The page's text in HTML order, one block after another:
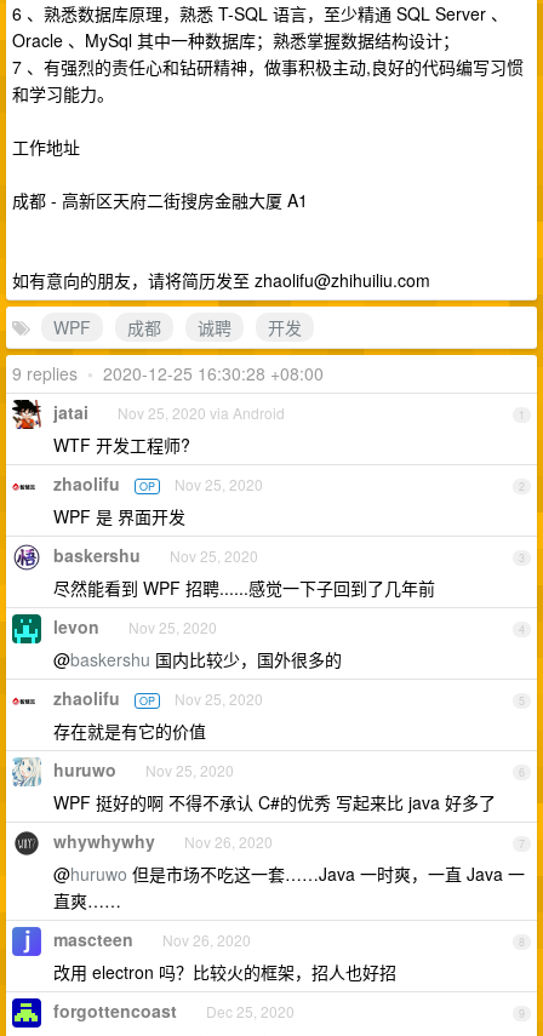
6 、熟悉数据库原理，熟悉 T-SQL 语言，至少精通 SQL Server 、
Oracle 、MySql 其中一种数据库；熟悉掌握数据结构设计；
7 、有强烈的责任心和钻研精神，做事积极主动,良好的代码编写习惯
和学习能力。
工作地址
成都 - 高新区天府二街搜房金融大厦 A1
如有意向的朋友，请将简历发至 zhaolifu@zhihuiliu.com
WPF
成都 诚聘
开发
9 replies • 2020-12-25 16:30:28 +08:00
1
jatai Nov 25, 2020 via Android
WTF 开发工程师?
2
zhaolifu OP Nov 25, 2020
WPF 是 界面开发
3
baskershu Nov 25, 2020
尽然能看到 WPF 招聘......感觉一下子回到了几年前
4
levon Nov 25, 2020
@baskershu 国内比较少，国外很多的
5
zhaolifu OP Nov 25, 2020
存在就是有它的价值
6
huruwo Nov 25, 2020
WPF 挺好的啊 不得不承认 C#的优秀 写起来比 java 好多了
7
whywhywhy Nov 26, 2020
@huruwo 但是市场不吃这一套……Java 一时爽，一直 Java 一
直爽……
8
mascteen Nov 26, 2020
改用 electron 吗？比较火的框架，招人也好招
9
forgottencoast Dec 25, 2020